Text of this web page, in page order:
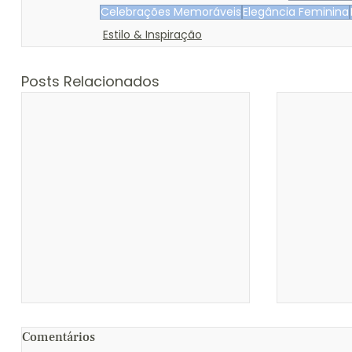
Celebrações Memoráveis Elegância Feminina
Estilo & Inspiração
Posts Relacionados
Comentários